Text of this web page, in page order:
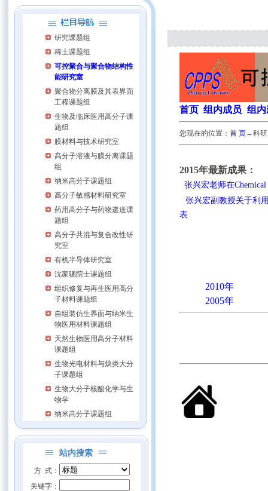
研究课题组
稀土课题组
可控聚合与聚合物结构性
能研究室
聚合物分离膜及其表界面
工程课题组
生物及临床医用高分子课
题组
膜材料与技术研究室
高分子溶液与膜分离课题
组
纳米高分子课题组
高分子敏感材料研究室
药用高分子与药物递送课
题组
高分子共混与复合改性研
究室
有机半导体研究室
沈家骢院士课题组
组织修复与再生医用高分
子材料课题组
自组装仿生界面与纳米生
物医用材料课题组
天然生物医用高分子材料
课题组
生物光电材料与炔类大分
子课题组
生物大分子核酸化学与生
物学
纳米高分子课题组
站内搜索
方 式：
关键字：
首页 组内成员 组
您现在的位置： 首 页→科研
2015年最新成果：
张兴宏老师在
张兴宏副教授关于利
表
2010年
2005年